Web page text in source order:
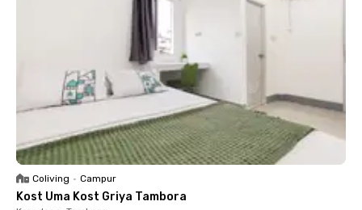
Coliving • Campur
Kost Uma Kost Griya Tambora